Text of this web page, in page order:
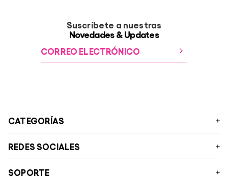
Suscríbete a nuestras
Novedades & Updates
CATEGORÍAS
Ropa
Accesorios
Colaboraciones
REDES SOCIALES
Facebook
SOPORTE